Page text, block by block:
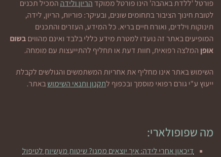
פורטל 'ללדת באהבה' הינו פורטל ממוקד הריון ולידההמכיל תכנים
לטובת חינוך הציבור בתחומים שונים, ובעיקר: פוריות, הריון, לידה,
תינוקות וילדים, ואורח חיים בריא. כל המידע, העזרים והתכנים
המופיעים באתר זה נועדו למטרת מידע כללי בלבד ואינם מהוויםבשום
אופן המלצה רפואית, חוות דעת או תחליף להתייעצות עם מומחה.
השימוש באתר אינו מחליף את אחריות המשתמשים והגולשים לקבלת
ייעוץ ע"י גורם רפואי מוסמך ובכפוף לתקנון ותנאי השימושבאתר.
מה שפופולארי:
דיכאון אחרי לידה: איך יוצאים ממנו? שיטות מעשיות לטיפול